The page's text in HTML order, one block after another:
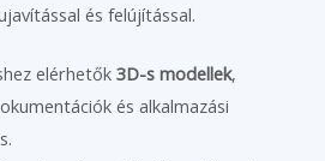
és felújítással.
elérhetők 3D-s modellek,
és alkalmazási